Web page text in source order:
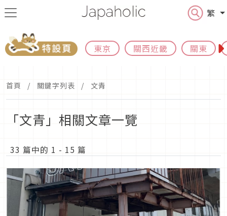
繁
東京 關西近畿 關東
首頁 關鍵字列表 文青
「文青」相關文章一覽
33 篇中的 1 - 15 篇